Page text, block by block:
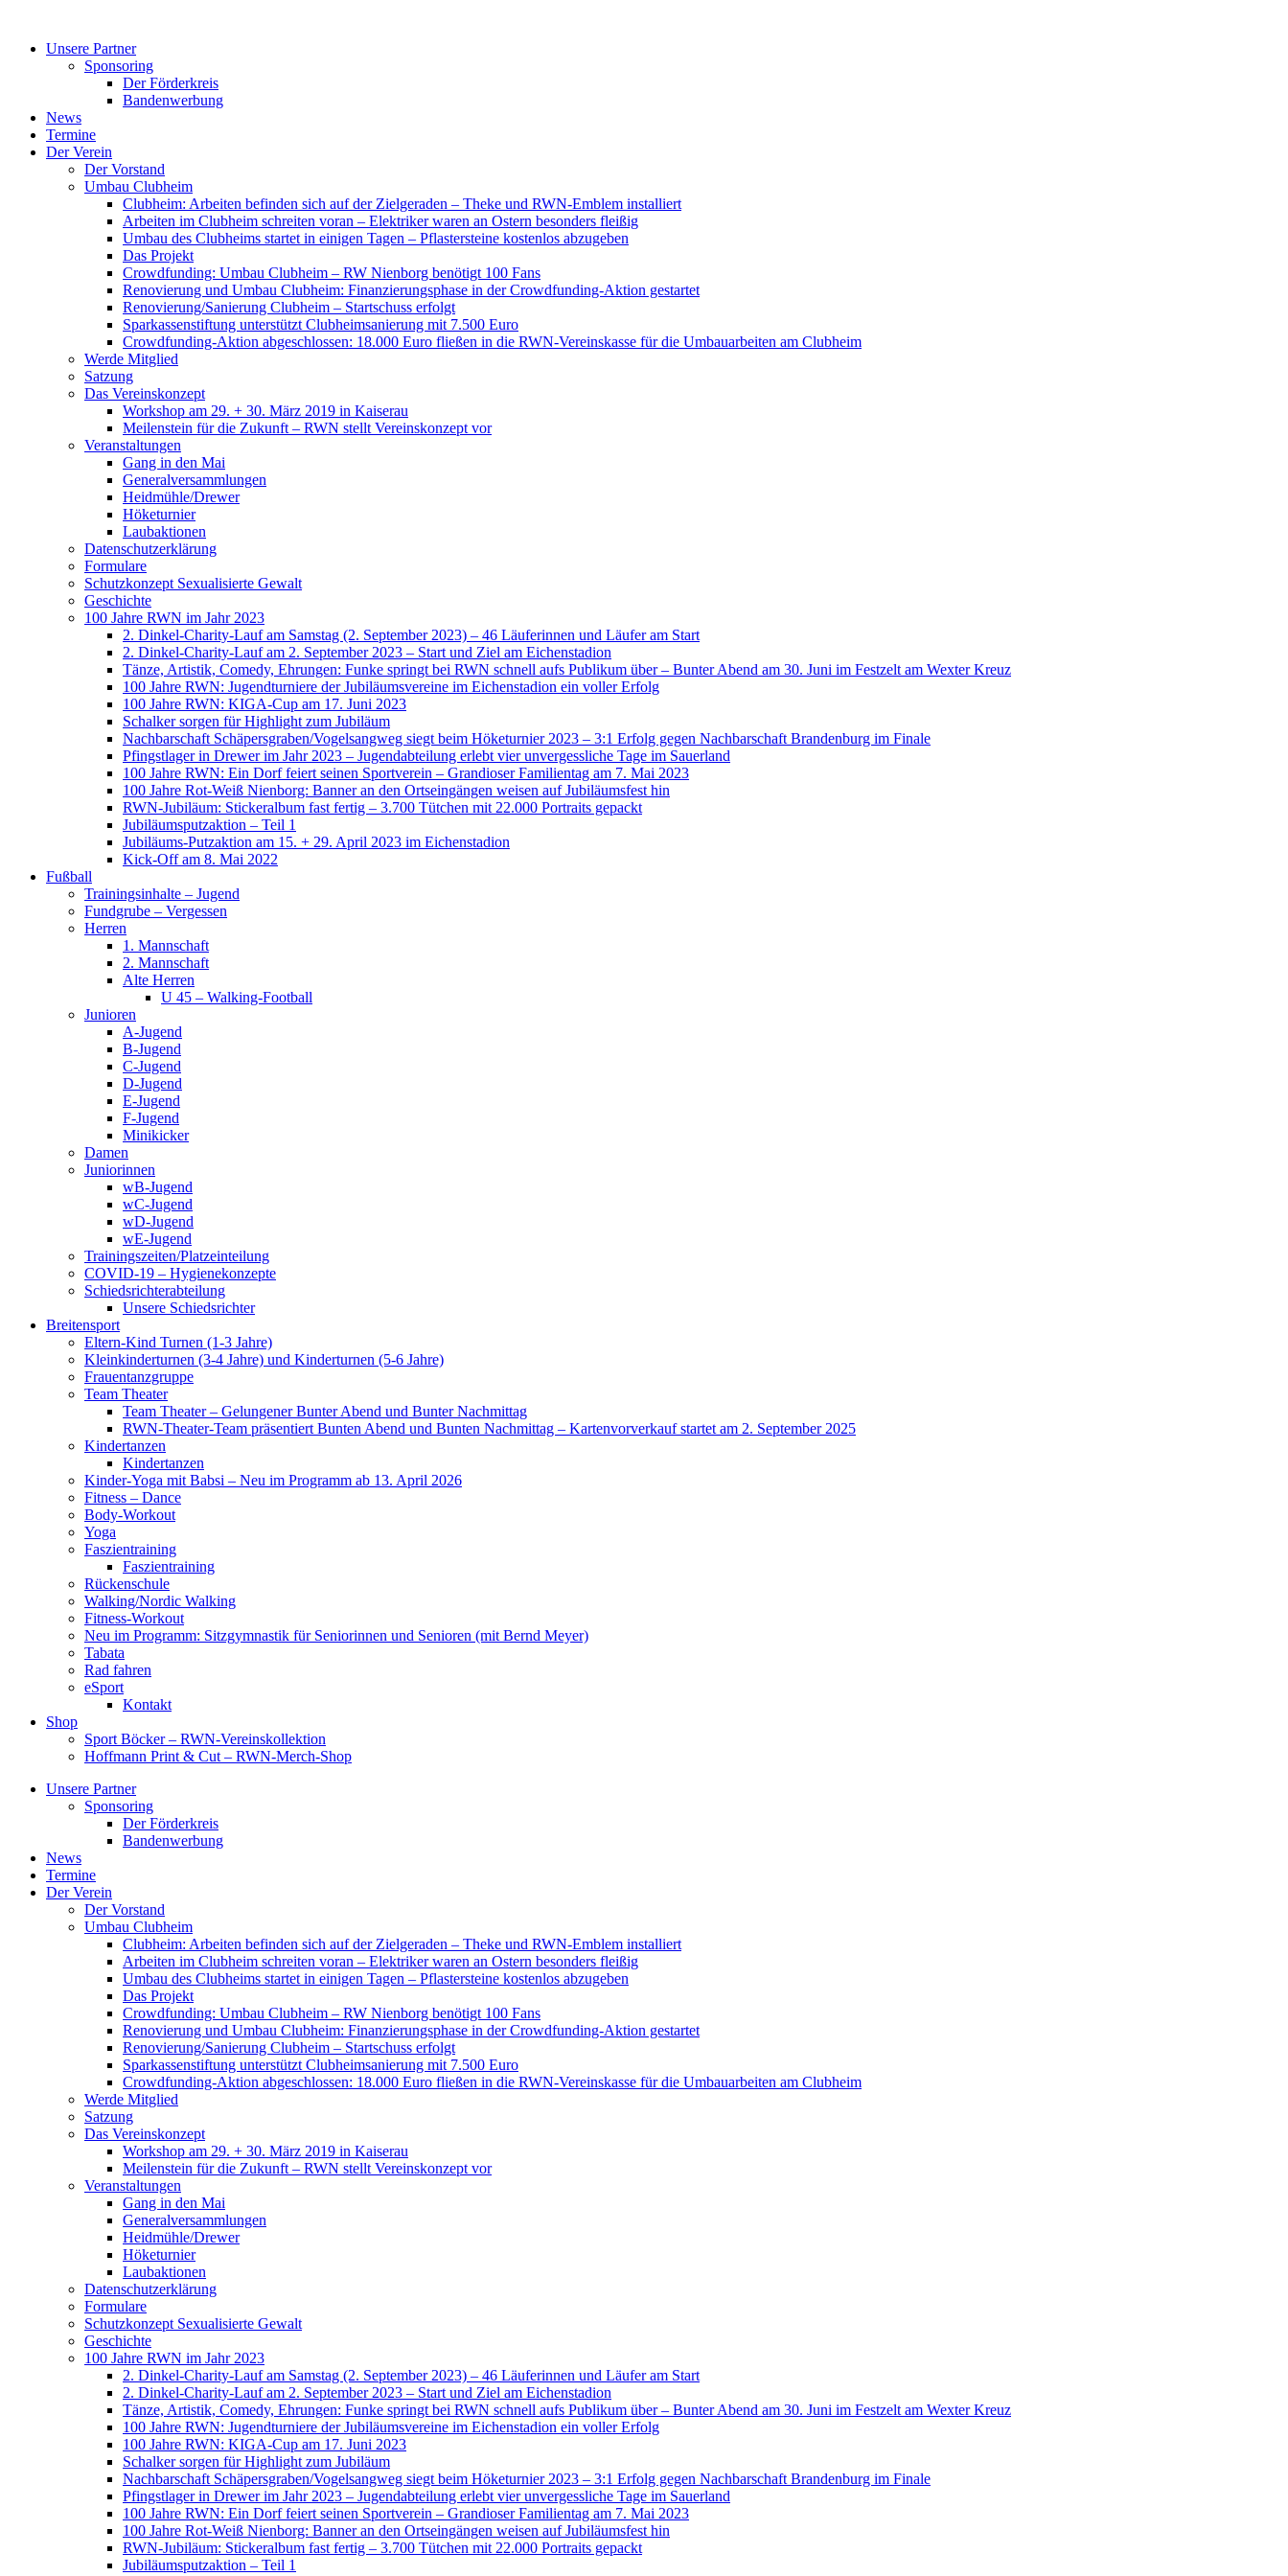
springenUnsere Partner
Sponsoring
Der Förderkreis
Bandenwerbung
News
Termine
Der Verein
Der Vorstand
Umbau Clubheim
Clubheim: Arbeiten befinden sich auf der Zielgeraden – Theke und RWN-Emblem installiert
Arbeiten im Clubheim schreiten voran – Elektriker waren an Ostern besonders fleißig
Umbau des Clubheims startet in einigen Tagen – Pflastersteine kostenlos abzugeben
Das Projekt
Crowdfunding: Umbau Clubheim – RW Nienborg benötigt 100 Fans
Renovierung und Umbau Clubheim: Finanzierungsphase in der Crowdfunding-Aktion gestartet
Renovierung/Sanierung Clubheim – Startschuss erfolgt
Sparkassenstiftung unterstützt Clubheimsanierung mit 7.500 Euro
Crowdfunding-Aktion abgeschlossen: 18.000 Euro fließen in die RWN-Vereinskasse für die Umbauarbeiten am Clubheim
Werde Mitglied
Satzung
Das Vereinskonzept
Workshop am 29. + 30. März 2019 in Kaiserau
Meilenstein für die Zukunft – RWN stellt Vereinskonzept vor
Veranstaltungen
Gang in den Mai
Generalversammlungen
Heidmühle/Drewer
Höketurnier
Laubaktionen
Datenschutzerklärung
Formulare
Schutzkonzept Sexualisierte Gewalt
Geschichte
100 Jahre RWN im Jahr 2023
2. Dinkel-Charity-Lauf am Samstag (2. September 2023) – 46 Läuferinnen und Läufer am Start
2. Dinkel-Charity-Lauf am 2. September 2023 – Start und Ziel am Eichenstadion
Tänze, Artistik, Comedy, Ehrungen: Funke springt bei RWN schnell aufs Publikum über – Bunter Abend am 30. Juni im Festzelt am Wexter Kreuz
100 Jahre RWN: Jugendturniere der Jubiläumsvereine im Eichenstadion ein voller Erfolg
100 Jahre RWN: KIGA-Cup am 17. Juni 2023
Schalker sorgen für Highlight zum Jubiläum
Nachbarschaft Schäpersgraben/Vogelsangweg siegt beim Höketurnier 2023 – 3:1 Erfolg gegen Nachbarschaft Brandenburg im Finale
Pfingstlager in Drewer im Jahr 2023 – Jugendabteilung erlebt vier unvergessliche Tage im Sauerland
100 Jahre RWN: Ein Dorf feiert seinen Sportverein – Grandioser Familientag am 7. Mai 2023
100 Jahre Rot-Weiß Nienborg: Banner an den Ortseingängen weisen auf Jubiläumsfest hin
RWN-Jubiläum: Stickeralbum fast fertig – 3.700 Tütchen mit 22.000 Portraits gepackt
Jubiläumsputzaktion – Teil 1
Jubiläums-Putzaktion am 15. + 29. April 2023 im Eichenstadion
Kick-Off am 8. Mai 2022
Fußball
Trainingsinhalte – Jugend
Fundgrube – Vergessen
Herren
1. Mannschaft
2. Mannschaft
Alte Herren
U 45 – Walking-Football
Junioren
A-Jugend
B-Jugend
C-Jugend
D-Jugend
E-Jugend
F-Jugend
Minikicker
Damen
Juniorinnen
wB-Jugend
wC-Jugend
wD-Jugend
wE-Jugend
Trainingszeiten/Platzeinteilung
COVID-19 – Hygienekonzepte
Schiedsrichterabteilung
Unsere Schiedsrichter
Breitensport
Eltern-Kind Turnen (1-3 Jahre)
Kleinkinderturnen (3-4 Jahre) und Kinderturnen (5-6 Jahre)
Frauentanzgruppe
Team Theater
Team Theater – Gelungener Bunter Abend und Bunter Nachmittag
RWN-Theater-Team präsentiert Bunten Abend und Bunten Nachmittag – Kartenvorverkauf startet am 2. September 2025
Kindertanzen
Kindertanzen
Kinder-Yoga mit Babsi – Neu im Programm ab 13. April 2026
Fitness – Dance
Body-Workout
Yoga
Faszientraining
Faszientraining
Rückenschule
Walking/Nordic Walking
Fitness-Workout
Neu im Programm: Sitzgymnastik für Seniorinnen und Senioren (mit Bernd Meyer)
Tabata
Rad fahren
eSport
Kontakt
Shop
Sport Böcker – RWN-Vereinskollektion
Hoffmann Print & Cut – RWN-Merch-Shop
Unsere Partner
Sponsoring
Der Förderkreis
Bandenwerbung
News
Termine
Der Verein
Der Vorstand
Umbau Clubheim
Clubheim: Arbeiten befinden sich auf der Zielgeraden – Theke und RWN-Emblem installiert
Arbeiten im Clubheim schreiten voran – Elektriker waren an Ostern besonders fleißig
Umbau des Clubheims startet in einigen Tagen – Pflastersteine kostenlos abzugeben
Das Projekt
Crowdfunding: Umbau Clubheim – RW Nienborg benötigt 100 Fans
Renovierung und Umbau Clubheim: Finanzierungsphase in der Crowdfunding-Aktion gestartet
Renovierung/Sanierung Clubheim – Startschuss erfolgt
Sparkassenstiftung unterstützt Clubheimsanierung mit 7.500 Euro
Crowdfunding-Aktion abgeschlossen: 18.000 Euro fließen in die RWN-Vereinskasse für die Umbauarbeiten am Clubheim
Werde Mitglied
Satzung
Das Vereinskonzept
Workshop am 29. + 30. März 2019 in Kaiserau
Meilenstein für die Zukunft – RWN stellt Vereinskonzept vor
Veranstaltungen
Gang in den Mai
Generalversammlungen
Heidmühle/Drewer
Höketurnier
Laubaktionen
Datenschutzerklärung
Formulare
Schutzkonzept Sexualisierte Gewalt
Geschichte
100 Jahre RWN im Jahr 2023
2. Dinkel-Charity-Lauf am Samstag (2. September 2023) – 46 Läuferinnen und Läufer am Start
2. Dinkel-Charity-Lauf am 2. September 2023 – Start und Ziel am Eichenstadion
Tänze, Artistik, Comedy, Ehrungen: Funke springt bei RWN schnell aufs Publikum über – Bunter Abend am 30. Juni im Festzelt am Wexter Kreuz
100 Jahre RWN: Jugendturniere der Jubiläumsvereine im Eichenstadion ein voller Erfolg
100 Jahre RWN: KIGA-Cup am 17. Juni 2023
Schalker sorgen für Highlight zum Jubiläum
Nachbarschaft Schäpersgraben/Vogelsangweg siegt beim Höketurnier 2023 – 3:1 Erfolg gegen Nachbarschaft Brandenburg im Finale
Pfingstlager in Drewer im Jahr 2023 – Jugendabteilung erlebt vier unvergessliche Tage im Sauerland
100 Jahre RWN: Ein Dorf feiert seinen Sportverein – Grandioser Familientag am 7. Mai 2023
100 Jahre Rot-Weiß Nienborg: Banner an den Ortseingängen weisen auf Jubiläumsfest hin
RWN-Jubiläum: Stickeralbum fast fertig – 3.700 Tütchen mit 22.000 Portraits gepackt
Jubiläumsputzaktion – Teil 1